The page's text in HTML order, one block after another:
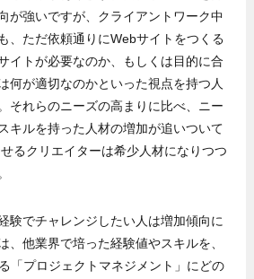
が強いですが、クライアントワーク中
、ただ依頼通りにWebサイトをつくる
イトが必要なのか、もしくは目的に合
何が適切なのかといった視点を持つ人
それらのニーズの高まりに比べ、ニー
キルを持った人材の増加が追いついて
るクリエイターは希少人材になりつつ
験でチャレンジしたい人は増加傾向に
、他業界で培った経験値やスキルを、
「プロジェクトマネジメント」にどの